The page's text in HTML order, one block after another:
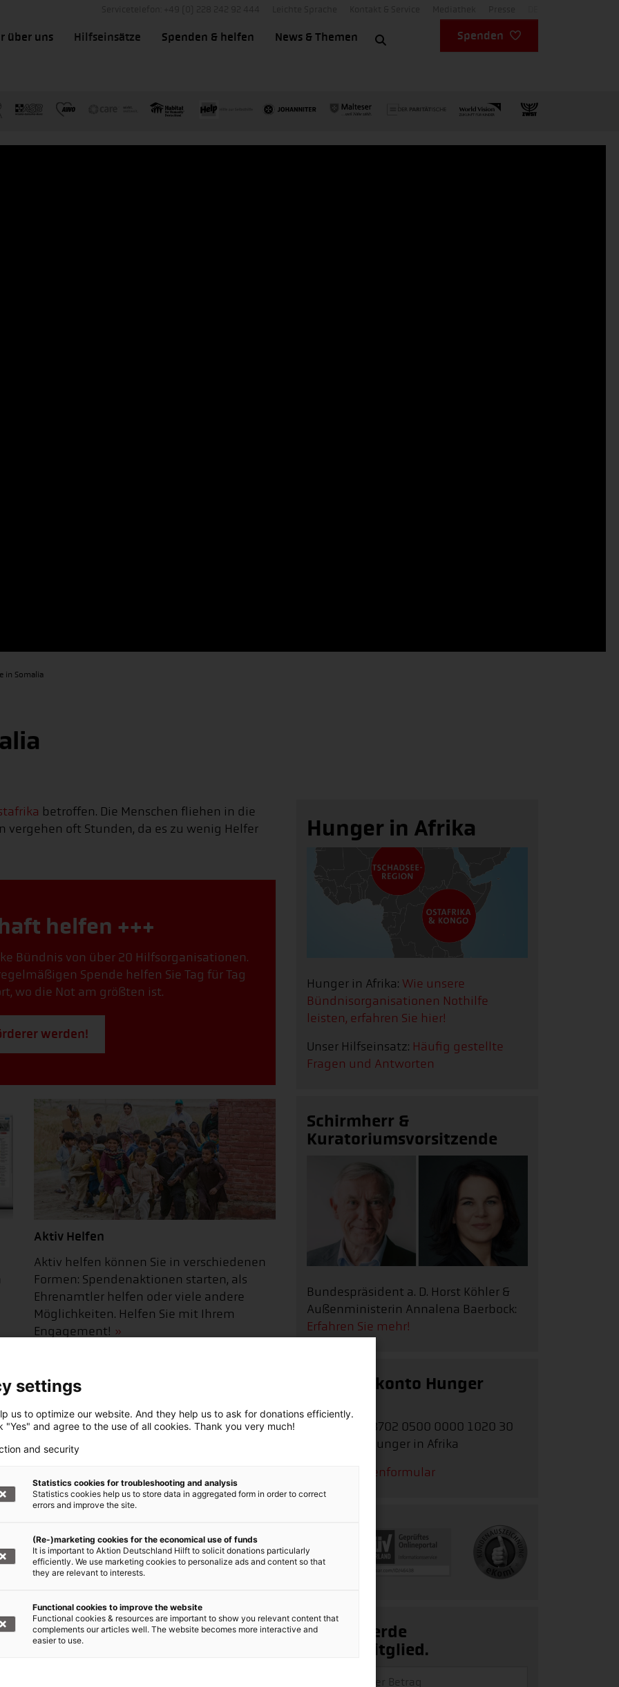
über uns Hilfseinsätze Spenden & helfen News & Themen Spenden
in Somalia
betroffen. Die Menschen fliehen in die
vergehen oft Stunden, da es zu wenig Helfer
helfen +++
Bündnis von über 20 Hilfsorganisationen.
Spende helfen Sie Tag für Tag
wo die Not am größten ist.
werden!
Aktiv Helfen
Aktiv helfen können Sie in verschiedenen
Formen: Spendenaktionen starten, als
Ehrenamtler helfen oder viele andere
Möglichkeiten. Helfen Sie mit Ihrem
Engagement!
© Aktion Deutschland Hilft
Hunger in Afrika
Hunger in Afrika: Wie unsere
Bündnisorganisationen Nothilfe
leisten, erfahren Sie hier!
Unser Hilfseinsatz: Häufig gestellte
Fragen und Antworten
Schirmherr &
Kuratoriumsvorsitzende
Bundespräsident a. D. Horst Köhler &
Außenministerin Annalena Baerbock:
Erfahren Sie mehr!
Spendenkonto Hunger
DE62 3702 0500 0000 1020 30
Hunger in Afrika
Zum Spendenformular
Ja, ich werde
Fördermitglied.
settings
us to optimize our website. And they help us to ask for donations efficiently.
"Yes" and agree to the use of all cookies. Thank you very much!
and security
Statistics cookies for troubleshooting and analysis
Statistics cookies help us to store data in aggregated form in order to correct
errors and improve the site.
(Re-)marketing cookies for the economical use of funds
It is important to Aktion Deutschland Hilft to solicit donations particularly
efficiently. We use marketing cookies to personalize ads and content so that
they are relevant to interests.
Functional cookies to improve the website
Functional cookies & resources are important to show you relevant content that
complements our articles well. The website becomes more interactive and
easier to use.